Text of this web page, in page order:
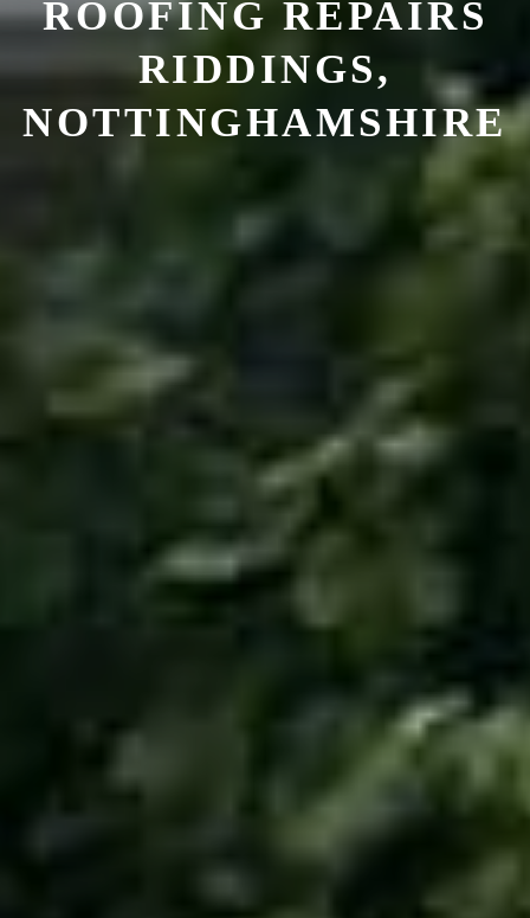
ROOFING REPAIRS
RIDDINGS,
NOTTINGHAMSHIRE